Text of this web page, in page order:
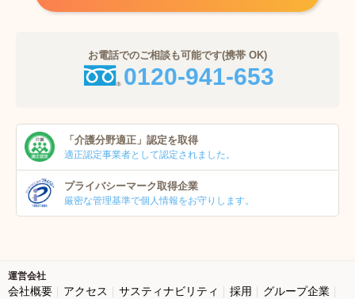
お電話でのご相談も可能です(携帯 OK)
0120-941-653
「介護分野適正」 認定を取得
適正認定事業者として認定されました。
プライバシーマーク取得企業
厳密な管理基準で個人情報をお守りします。
運営会社
会社概要 アクセス サスティナビリティ 採用 グループ企業